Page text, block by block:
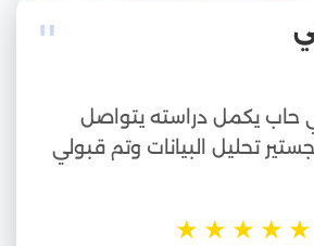
"
حاب يكمل دراسته يتواصل
تحليل البيانات وتم قبولي
★
★
★
★
★